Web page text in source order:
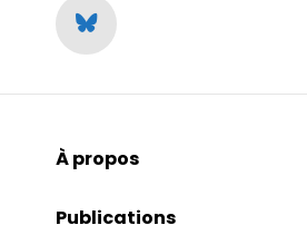
À propos
Publications